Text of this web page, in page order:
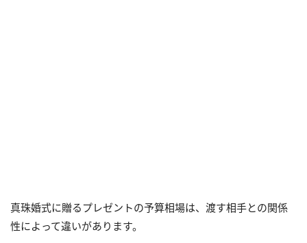
真珠婚式に贈るプレゼントの予算相場は、渡す相手との関係
性によって違いがあります。